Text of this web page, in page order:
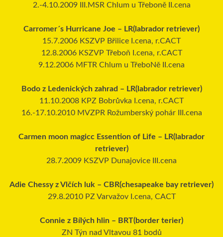
2.-4.10.2009 III.MSR Chlum u Třeboně II.cena
Carromer´s Hurricane Joe – LR(labrador retriever)
15.7.2006 KSZVP Břilice I.cena, r.CACT
12.8.2006 KSZVP Třeboň I.cena, r.CACT
9.12.2006 MFTR Chlum u TřeboNě II.cena
Bodo z Ledenických zahrad – LR(labrador retriever)
11.10.2008 KPZ Bobrůvka I.cena, r.CACT
16.-17.10.2010 MVZPR Rožumberský pohár III.cena
Carmen moon magicc Essention of Life – LR(labrador
retriever)
28.7.2009 KSZVP Dunajovice III.cena
Adie Chessy z Vlčích luk – CBR(chesapeake bay retriever)
29.8.2010 PZ Varvažov I.cena, CACT
Connie z Bílých hlin – BRT(border terier)
ZN Týn nad Vltavou 81 bodů